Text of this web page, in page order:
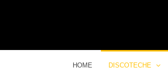
HOME DISCOTECHE